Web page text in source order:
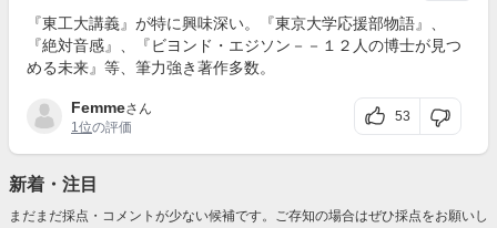
『東工大講義』が特に興味深い。『東京大学応援部物語』、
『絶対音感』、『ビヨンド・エジソン－－１２人の博士が見つ
める未来』等、筆力強き著作多数。
Femmeさん
1位の評価
53
新着・注目
まだまだ採点・コメントが少ない候補です。ご存知の場合はぜひ採点をお願いし